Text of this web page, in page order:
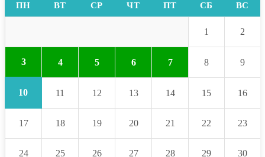
ПН ВТ СР ЧТ ПТ СБ ВС
1 2
3 4 5 6 7 8 9
10 11 12 13 14 15 16
17 18 19 20 21 22 23
24 25 26 27 28 29 30